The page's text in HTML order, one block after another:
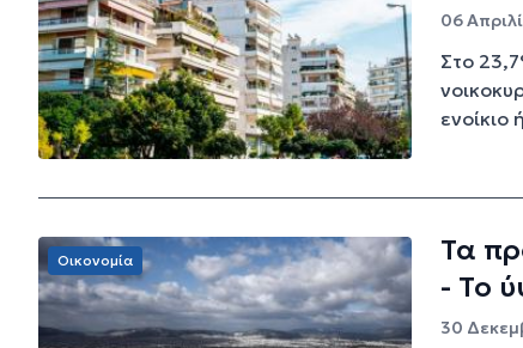
06
Στο
Οικονομία
Τα
- Το
30